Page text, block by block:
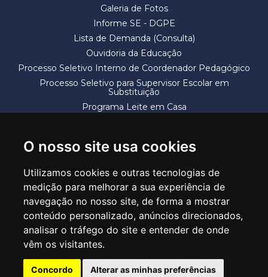
O nosso site usa cookies
Utilizamos cookies e outras tecnologias de
medição para melhorar a sua experiência de
navegação no nosso site, de forma a mostrar
conteúdo personalizado, anúncios direcionados,
analisar o tráfego do site e entender de onde
vêm os visitantes.
Concordo Alterar as minhas preferências
Galeria de Fotos
Informe SE - DGPE
Lista de Demanda (Consulta)
Ouvidoria da Educação
Processo Seletivo Interno de Coordenador Pedagógico
Processo Seletivo para Supervisor Escolar em
Substituição
Programa Leite em Casa
SECRETARIA DE EDUCAÇÃO
Rua Claudino Barbosa, 313 - Macedo - Guarulhos/SP CEP 07113-040
Central de Atendimento: *55 11 2475-7300